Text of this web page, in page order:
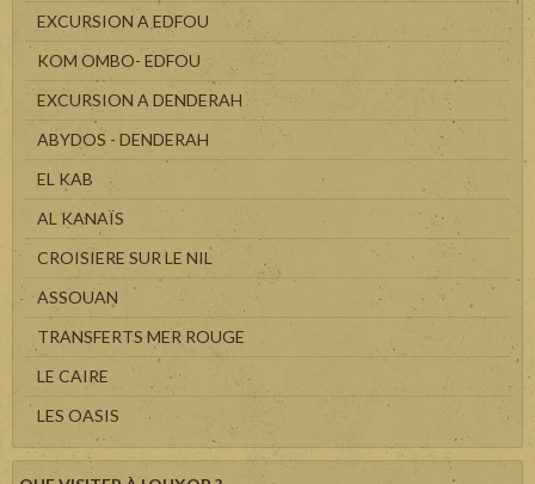
EXCURSION A EDFOU
KOM OMBO- EDFOU
EXCURSION A DENDERAH
ABYDOS - DENDERAH
EL KAB
AL KANAÏS
CROISIERE SUR LE NIL
ASSOUAN
TRANSFERTS MER ROUGE
LE CAIRE
LES OASIS